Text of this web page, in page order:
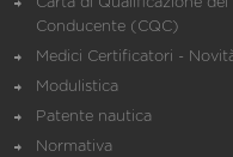
Conducente (CQC)
Medici Certificatori -
Modulistica
Patente nautica
Normativa